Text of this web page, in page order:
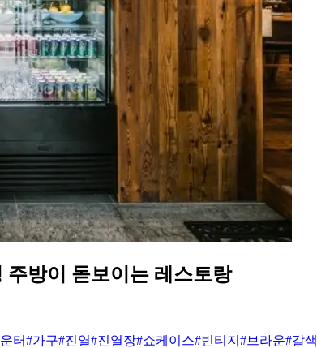
방이 돋보이는 레스토랑
터#가구#진열#진열장#쇼케이스#빈티지 #브라운#갈색